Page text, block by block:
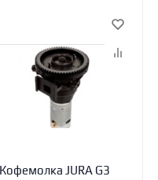
Кофемолка JURA G3